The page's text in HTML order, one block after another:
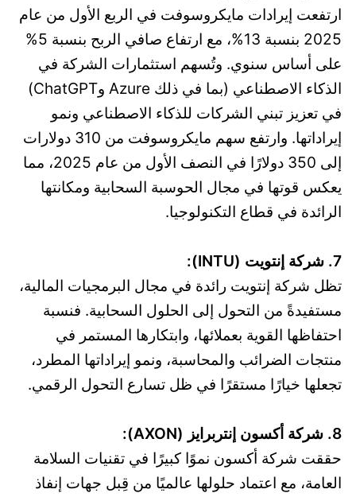
ارتفعت إيرادات مايكروسوفت في الربع الأول من عام
2025 بنسبة 13%، مع ارتفاع صافي الربح بنسبة 5%
على أساس سنوي. وتُسهم استثمارات الشركة في
الذكاء الاصطناعي (بما في ذلك Azure وChatGPT)
في تعزيز تبني الشركات للذكاء الاصطناعي ونمو
إيراداتها. وارتفع سهم مايكروسوفت من 310 دولارات
إلى 350 دولارًا في النصف الأول من عام 2025، مما
يعكس قوتها في مجال الحوسبة السحابية ومكانتها
الرائدة في قطاع التكنولوجيا.
7. شركة إنتويت (INTU):
تظل شركة إنتويت رائدة في مجال البرمجيات المالية،
مستفيدةً من التحول إلى الحلول السحابية. فنسبة
احتفاظها القوية بعملائها، وابتكارها المستمر في
منتجات الضرائب والمحاسبة، ونمو إيراداتها المطرد،
تجعلها خيارًا مستقرًا في ظل تسارع التحول الرقمي.
8. شركة أكسون إنتربرايز (AXON):
حققت شركة أكسون نموًا كبيرًا في تقنيات السلامة
العامة، مع اعتماد حلولها عالميًا من قِبل جهات إنفاذ